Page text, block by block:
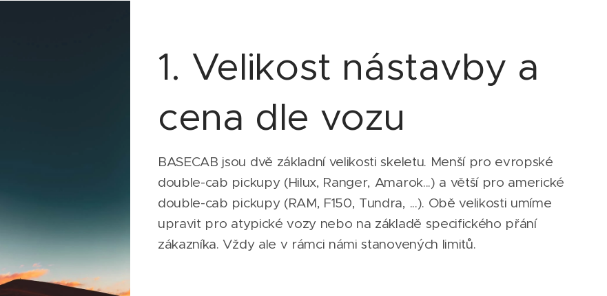
1. Velikost nástavby a
cena dle vozu
BASECAB jsou dvě základní velikosti skeletu. Menší pro evropské
double-cab pickupy (Hilux, Ranger, Amarok...) a větší pro americké
double-cab pickupy (RAM, F150, Tundra, ...). Obě velikosti umíme
upravit pro atypické vozy nebo na základě specifického přání
zákazníka. Vždy ale v rámci námi stanovených limitů.